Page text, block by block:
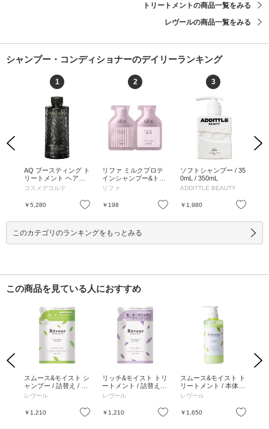
トリートメントの商品一覧をみる
レヴールの商品一覧をみる
シャンプー・コンディショナーのデイリーランキング
Previous
お気に入り
1
AQ ブースティング ト
リートメント ヘアセ
ラム / 200mL / 付け替
コスメデコルテ
￥5,280 お気に入り
2
リファ ミルクプロテ
インシャンプー&トリ
ートメント ピンク /
パウチ / ピンク / 10m
リファ
￥198 お気に入り
3
ソフトシャンプー / 35
0mL / 350mL
ADDITTLE BEAUTY
￥1,980
Next
このカテゴリのランキングをもっとみる
この商品を見ている人におすすめ
Previous
お気に入り
スムース&モイスト シ
ャンプー / 詰替え / 40
0mL
レヴール
￥1,210 お気に入り
リッチ&モイスト トリ
ートメント / 詰替え /
400mL
レヴール
￥1,210 お気に入り
スムース&モイスト ト
リートメント / 本体 /
500mL
レヴール
￥1,650
Next